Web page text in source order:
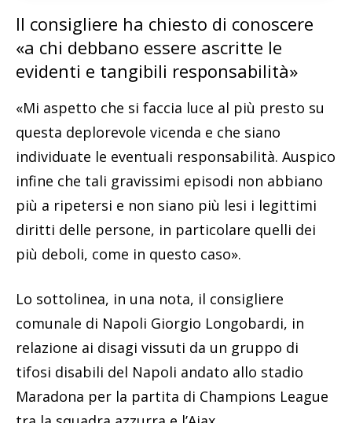
Il consigliere ha chiesto di conoscere
«a chi debbano essere ascritte le
evidenti e tangibili responsabilità»
«Mi aspetto che si faccia luce al più presto su
questa deplorevole vicenda e che siano
individuate le eventuali responsabilità. Auspico
infine che tali gravissimi episodi non abbiano
più a ripetersi e non siano più lesi i legittimi
diritti delle persone, in particolare quelli dei
più deboli, come in questo caso».
Lo sottolinea, in una nota, il consigliere
comunale di Napoli Giorgio Longobardi, in
relazione ai disagi vissuti da un gruppo di
tifosi disabili del Napoli andato allo stadio
Maradona per la partita di Champions League